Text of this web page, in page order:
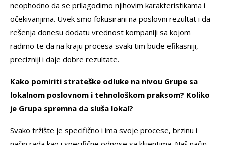
neophodno da se prilagodimo njihovim karakteristikama i
očekivanjima. Uvek smo fokusirani na poslovni rezultat i da
rešenja donesu dodatu vrednost kompaniji sa kojom
radimo te da na kraju procesa svaki tim bude efikasniji,
precizniji i daje dobre rezultate.
Kako pomiriti strateške odluke na nivou Grupe sa
lokalnom poslovnom i tehnološkom praksom? Koliko
je Grupa spremna da sluša lokal?
Svako tržište je specifično i ima svoje procese, brzinu i